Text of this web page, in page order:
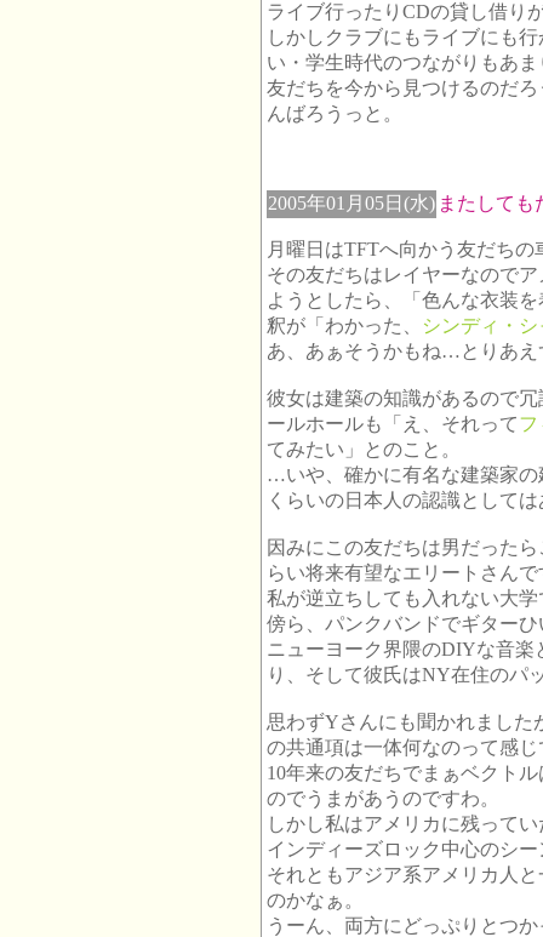
ライブ行ったりCDの貸し借り
しかしクラブにもライブにも
い・学生時代のつながりもあ
友だちを今から見つけるのだ
んばろうっと。
2005年01月05日(水) またしても
月曜日はTFTへ向かう友だち
その友だちはレイヤーなので
ようとしたら、「色んな衣装
釈が「わかった、
シンディ・
あ、あぁそうかもね…とりあ
彼女は建築の知識があるので
ールホールも「え、それってフ
てみたい」とのこと。
…いや、確かに有名な建築家
くらいの日本人の認識として
因みにこの友だちは男だった
らい将来有望なエリートさんで
私が逆立ちしても入れない大
傍ら、パンクバンドでギター
ニューヨーク界隈のDIYな音
り、そして彼氏はNY在住のパ
思わずYさんにも聞かれました
の共通項は一体何なのって感
10年来の友だちでまぁベクト
のでうまがあうのですわ。
しかし私はアメリカに残って
インディーズロック中心のシ
それともアジア系アメリカ人
のかなぁ。
うーん、両方にどっぷりとつ